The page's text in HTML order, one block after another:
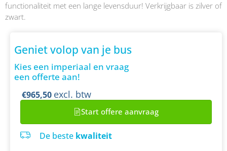
functionaliteit met een lange levensduur! Verkrijgbaar is zilver of
zwart.
Geniet volop van je bus
Kies een imperiaal en vraag
een offerte aan!
€965,50 excl. btw
Start offere aanvraag
De beste kwaliteit